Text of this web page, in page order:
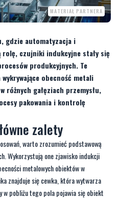
MATERIAŁ PARTNERA
gdzie automatyzacja i
rolę, czujniki indukcyjne stały się
produkcyjnych. Te
obecność metali
różnych gałęziach przemysłu,
pakowania i kontrolę
zalety
warto zrozumieć podstawową
Wykorzystują one zjawisko indukcji
metalowych obiektów w
znajduje się cewka, która wytwarza
w pobliżu tego pola pojawia się obiekt